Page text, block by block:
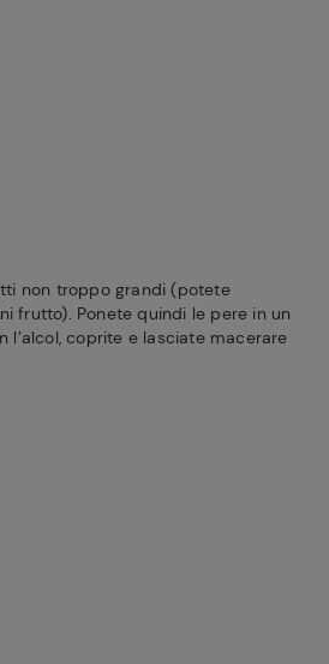
non troppo grandi (potete
frutto). Ponete quindi le pere in un
l’alcol, coprite e lasciate macerare